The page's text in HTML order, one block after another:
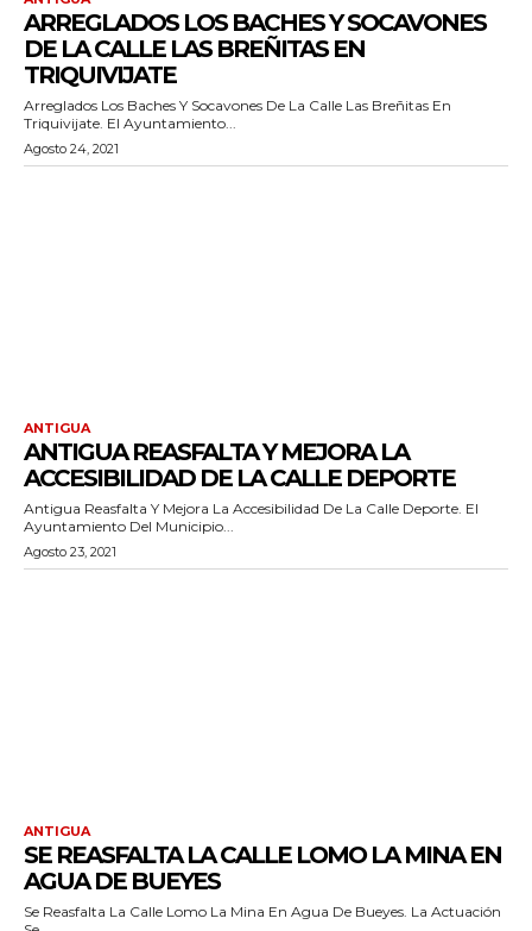
ARREGLADOS LOS BACHES Y SOCAVONES
DE LA CALLE LAS BREÑITAS EN
TRIQUIVIJATE
Arreglados Los Baches Y Socavones De La Calle Las Breñitas En
Triquivijate. El Ayuntamiento...
Agosto 24, 2021
ANTIGUA
ANTIGUA REASFALTA Y MEJORA LA
ACCESIBILIDAD DE LA CALLE DEPORTE
Antigua Reasfalta Y Mejora La Accesibilidad De La Calle Deporte. El
Ayuntamiento Del Municipio...
Agosto 23, 2021
ANTIGUA
SE REASFALTA LA CALLE LOMO LA MINA EN
AGUA DE BUEYES
Se Reasfalta La Calle Lomo La Mina En Agua De Bueyes. La Actuación